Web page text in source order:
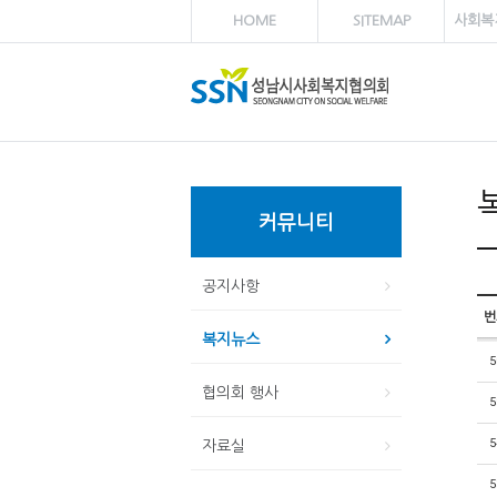
HOME SITEMAP 사회복
커뮤니티
공지사항
복지뉴스
협의회 행사
자료실